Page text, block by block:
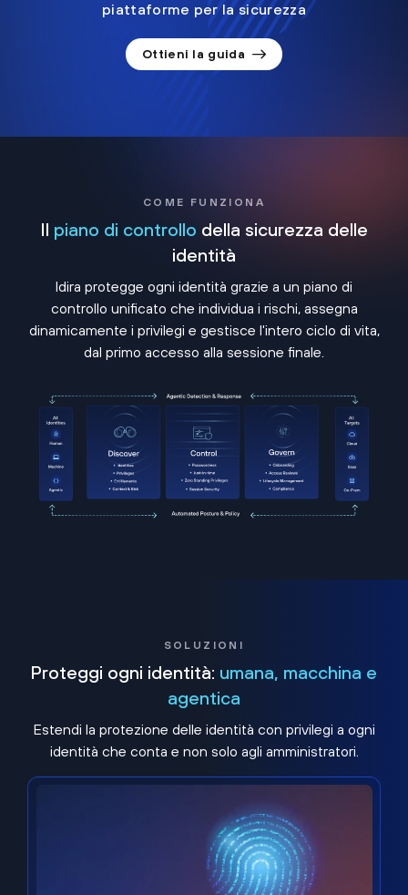
piattaforme per la sicurezza
Ottieni la guida
COME FUNZIONA
Il piano di controllo della sicurezza delle
identità
Idira protegge ogni identità grazie a un piano di
controllo unificato che individua i rischi, assegna
dinamicamente i privilegi e gestisce l'intero ciclo di vita,
dal primo accesso alla sessione finale.
SOLUZIONI
Proteggi ogni identità: umana, macchina e
agentica
Estendi la protezione delle identità con privilegi a ogni
identità che conta e non solo agli amministratori.